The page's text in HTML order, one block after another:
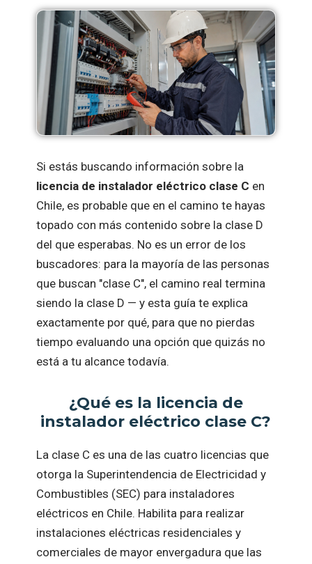
Si estás buscando información sobre la
licencia de instalador eléctrico clase C en
Chile, es probable que en el camino te hayas
topado con más contenido sobre la clase D
del que esperabas. No es un error de los
buscadores: para la mayoría de las personas
que buscan "clase C", el camino real termina
siendo la clase D — y esta guía te explica
exactamente por qué, para que no pierdas
tiempo evaluando una opción que quizás no
está a tu alcance todavía.
¿Qué es la licencia de
instalador eléctrico clase C?
La clase C es una de las cuatro licencias que
otorga la Superintendencia de Electricidad y
Combustibles (SEC) para instaladores
eléctricos en Chile. Habilita para realizar
instalaciones eléctricas residenciales y
comerciales de mayor envergadura que las